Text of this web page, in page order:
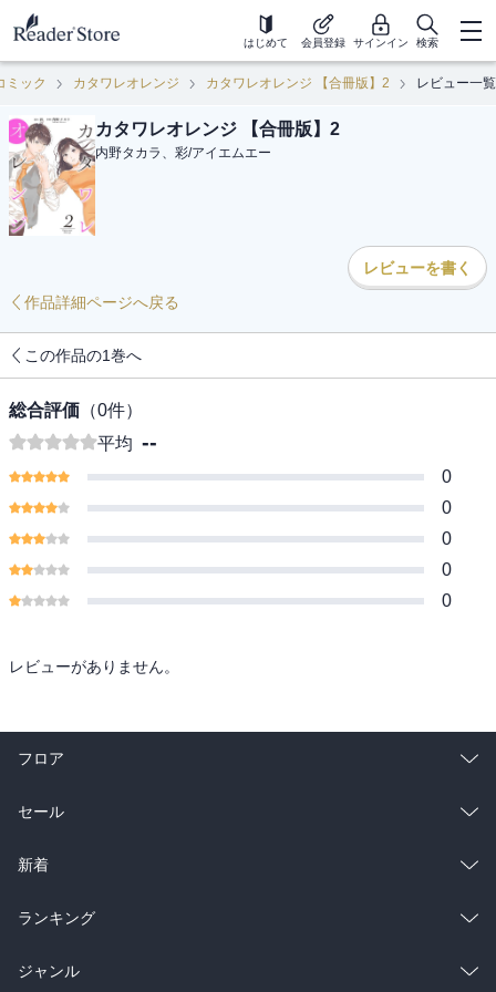
はじめて 会員登録 サインイン 検索
ミック カタワレオレンジ カタワレオレンジ 【合冊版】2 レビュー一覧
カタワレオレンジ 【合冊版】2
内野タカラ、彩/アイエムエー
レビューを書く
作品詳細ページへ戻る
この作品の1巻へ
総合評価 （0件）
平均 --
0
0
0
0
0
レビューがありません。
フロア
総合
ラノベ
雑誌・グラビア
BL・TL
セール
総合
ラノベ
雑誌・グラビア
新着
総合
ラノベ
ランキング
総合
ジャンル